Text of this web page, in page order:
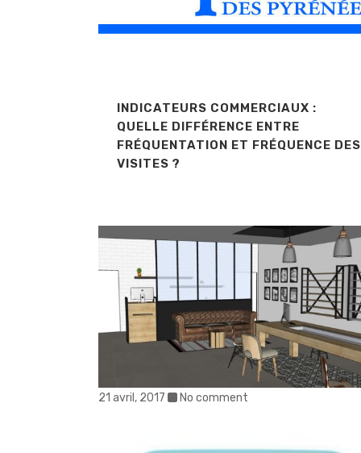
INDICATEURS COMMERCIAUX :
QUELLE DIFFÉRENCE ENTRE
FRÉQUENTATION ET FRÉQUENCE DES
VISITES ?
21 avril, 2017 No comment